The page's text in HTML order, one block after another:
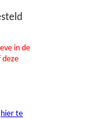
in de
deze
hier te